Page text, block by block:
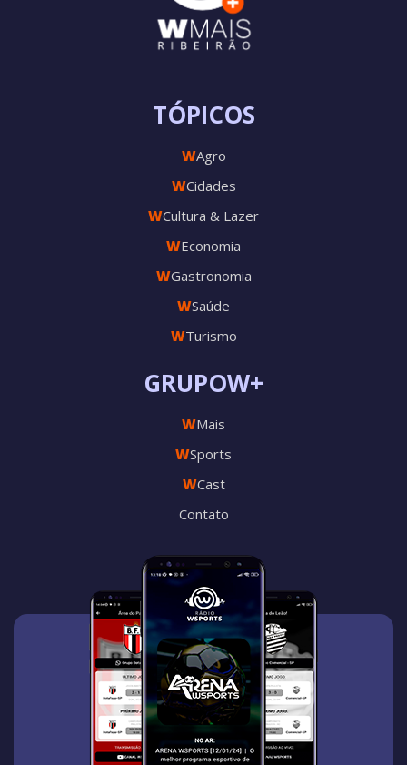
GRUPOW+
WMais
WSports
WCast
Contato
TÓPICOS
WAgro
WCidades
WCultura & Lazer
WEconomia
WGastronomia
WSaúde
WTurismo